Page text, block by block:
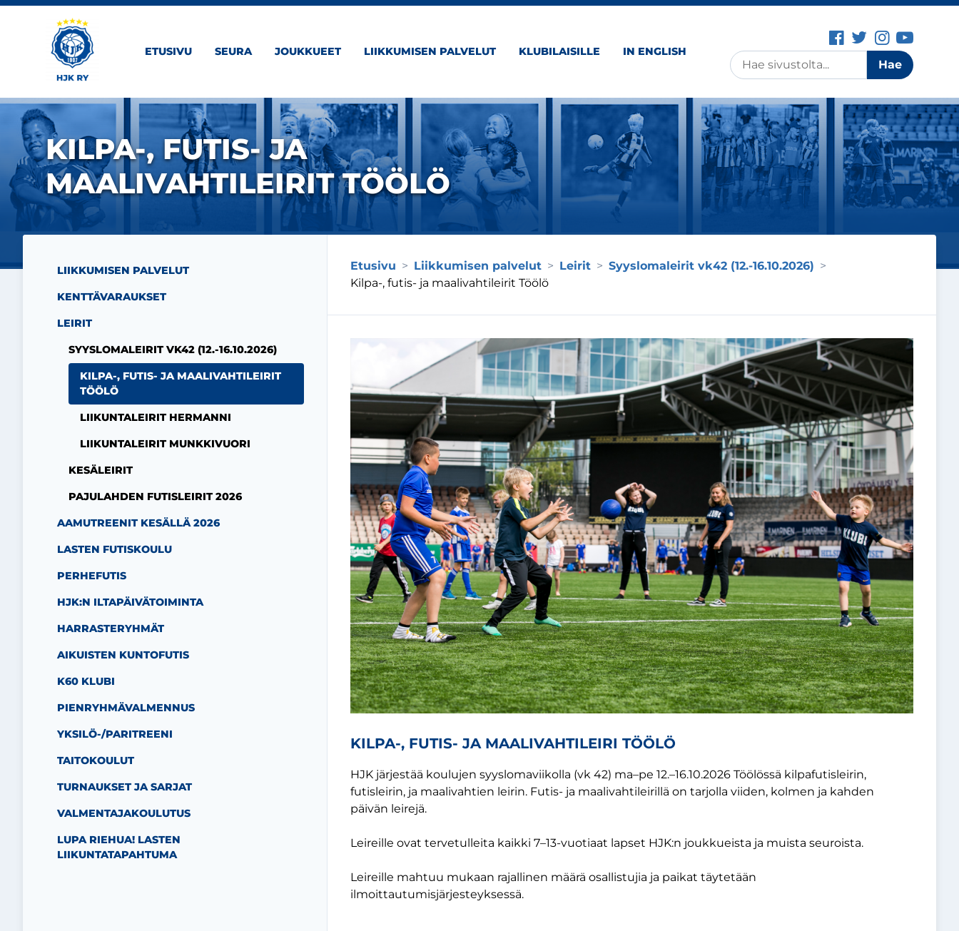
Siirry sivun sisältöön
ETUSIVU SEURA JOUKKUEET LIIKKUMISEN PALVELUT KLUBILAISILLE IN ENGLISH
Facebook-
Twitter-
Haku Hae
KILPA-, FUTIS- JA
MAALIVAHTILEIRIT TÖÖLÖ
Etusivu > Liikkumisen palvelut > Leirit > Syyslomaleirit vk42 (12.-16.10.2026) >
Kilpa-, futis- ja maalivahtileirit Töölö
KILPA-, FUTIS- JA MAALIVAHTILEIRI TÖÖLÖ
HJK järjestää koulujen syyslomaviikolla (vk 42) ma–pe 12.–16.10.2026 Töölössä kilpafutisleirin,
futisleirin, ja maalivahtien leirin. Futis- ja maalivahtileirillä on tarjolla viiden, kolmen ja kahden
päivän leirejä.
Leireille ovat tervetulleita kaikki 7–13-vuotiaat lapset HJK:n joukkueista ja muista seuroista.
Leireille mahtuu mukaan rajallinen määrä osallistujia ja paikat täytetään
ilmoittautumisjärjesteyksessä.
LIIKKUMISEN PALVELUT
KENTTÄVARAUKSET
LEIRIT
SYYSLOMALEIRIT VK42 (12.-16.10.2026)
KILPA-, FUTIS- JA MAALIVAHTILEIRIT
TÖÖLÖ
LIIKUNTALEIRIT HERMANNI
LIIKUNTALEIRIT MUNKKIVUORI
KESÄLEIRIT
PAJULAHDEN FUTISLEIRIT 2026
AAMUTREENIT KESÄLLÄ 2026
LASTEN FUTISKOULU
PERHEFUTIS
HJK:N ILTAPÄIVÄTOIMINTA
HARRASTERYHMÄT
AIKUISTEN KUNTOFUTIS
K60 KLUBI
PIENRYHMÄVALMENNUS
YKSILÖ-/PARITREENI
TAITOKOULUT
TURNAUKSET JA SARJAT
VALMENTAJAKOULUTUS
LUPA RIEHUA! LASTEN
LIIKUNTATAPAHTUMA